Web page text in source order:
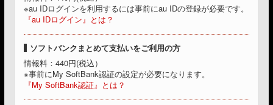
※au IDログインを利用するには事前にau IDの登録が必要です。
『au IDログイン』とは？
ソフトバンクまとめて支払いをご利用の方
情報料：440円(税込）
※事前にMy SoftBank認証の設定が必要になります。
『My SoftBank認証』とは？